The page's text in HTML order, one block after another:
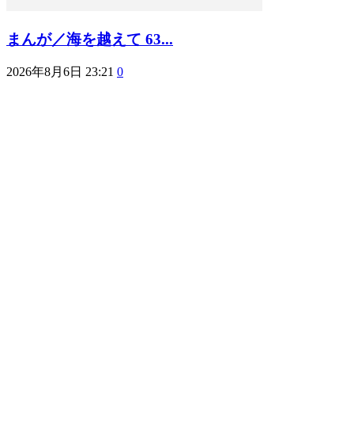
まんが／海を越えて 63...
2026年8月6日 23:21 0